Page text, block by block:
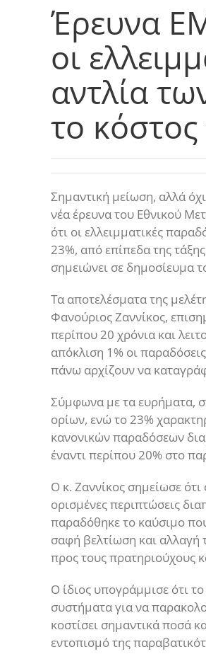
Έρευνα
οι
αντλία
το
Σημαντική μείωση, αλλά
νέα έρευνα του Εθνικού
ότι οι ελλειμματικές
23%, από επίπεδα της
σημειώνει σε δημοσίευμα
Τα αποτελέσματα της
Φανούριος Ζαννίκος,
περίπου 20 χρόνια και
απόκλιση 1% οι
πάνω αρχίζουν να
Σύμφωνα με τα ευρήματα,
ορίων, ενώ το 23%
κανονικών παραδόσεων
έναντι περίπου 20% στο
Ο κ. Ζαννίκος σημείωσε
ορισμένες περιπτώσεις
παραδόθηκε το καύσιμο
σαφή βελτίωση και αλλαγή
προς τους πρατηριούχους
Ο ίδιος υπογράμμισε ότι
συστήματα για να
κοστίσει σημαντικά ποσά
εντοπισμό της